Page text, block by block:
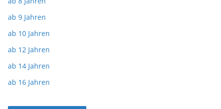
ab 9 Jahren
ab 10 Jahren
ab 12 Jahren
ab 14 Jahren
ab 16 Jahren